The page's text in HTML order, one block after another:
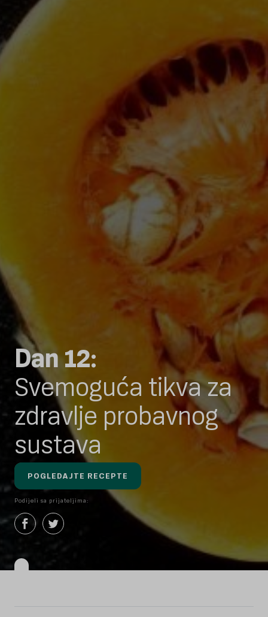
Dan 12:
Svemoguća tikva za
zdravlje probavnog
sustava
POGLEDAJTE RECEPTE
Podijeli sa prijateljima: